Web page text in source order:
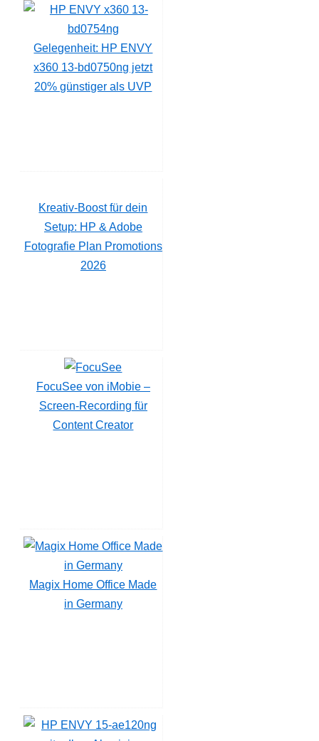
Gelegenheit: HP ENVY
x360 13-bd0750ng jetzt
20% günstiger als UVP
Kreativ-Boost für dein
Setup: HP & Adobe
Fotografie Plan Promotions
2026
FocuSee von iMobie –
Screen‑Recording für
Content Creator
Magix Home Office Made
in Germany